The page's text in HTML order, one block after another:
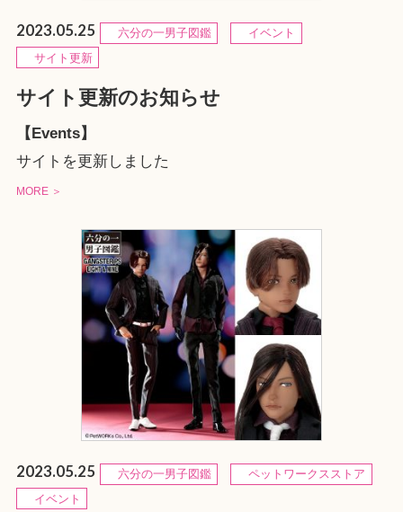
2023.05.25 六分の一男子図鑑
イベント
サイト更新
サイト更新のお知らせ
【Events】
サイトを更新しました
MORE ＞
2023.05.25 六分の一男子図鑑
ペットワークスストア
イベント